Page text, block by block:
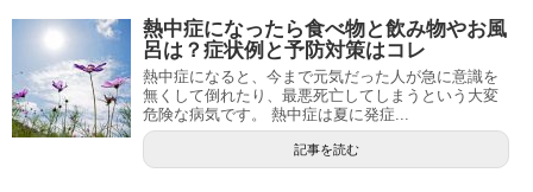
熱中症になったら食べ物と飲み物やお風
呂は？症状例と予防対策はコレ
熱中症になると、今まで元気だった人が急に意識を
無くして倒れたり、最悪死亡してしまうという大変
危険な病気です。 熱中症は夏に発症...
記事を読む